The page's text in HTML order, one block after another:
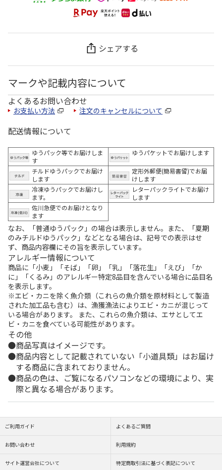
シェアする
マークや記載内容について
よくあるお問い合わせ
お支払い方法 注文のキャンセルについて
配送情報について
ゆうパック等でお届けしま
す
ゆうパケットでお届けします
チルドゆうパックでお届け
します
定形外郵便(簡易書留)でお届
けします
冷凍ゆうパックでお届けし
ます。
レターパックライトでお届け
します
佐川急便でのお届けとなり
ます
なお、「普通ゆうパック」の場合は表示しません。また、「夏期
のみチルドゆうパック」などとなる場合は、記号での表示はせ
ず、商品内容欄にその旨を表示しています。
アレルギー情報について
商品に「小麦」「そば」「卵」「乳」「落花生」「えび」「か
に」「くるみ」のアレルギー特定8品目を含んでいる場合に品目名
を表示します。
※エビ・カニを除く魚介類（これらの魚介類を原材料として製造
された加工品も含む）は、漁獲漁法によりエビ・カニが混じって
いる場合があります。 また、これらの魚介類は、エサとしてエ
ビ・カニを食べている可能性があります。
その他
商品写真はイメージです。
商品内容として記載されていない「小道具類」はお届け
する商品に含まれておりません。
商品の色は、ご覧になるパソコンなどの環境により、実
際と異なる場合があります。
ご利用ガイド よくあるご質問
お問い合わせ 利用規約
サイト運営会社について 特定商取引法に基づく表記について